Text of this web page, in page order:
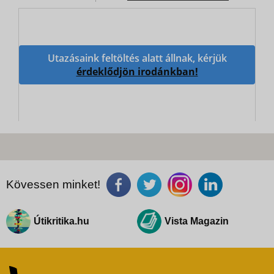
Utazásaink feltöltés alatt állnak, kérjük
érdeklődjön irodánkban!
Kövessen minket!
Útikritika.hu Vista Magazin